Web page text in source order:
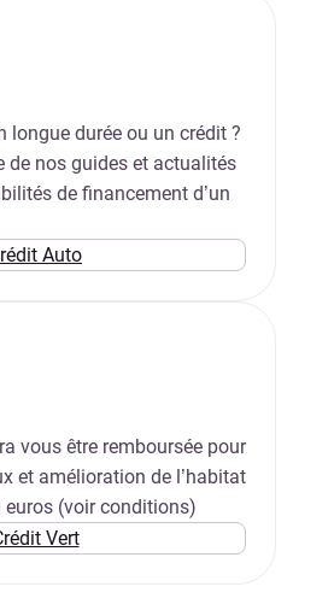
longue durée ou un crédit ?
de nos guides et actualités
de financement d’un
Auto
vous être remboursée pour
et amélioration de l’habitat
(voir conditions)
Vert